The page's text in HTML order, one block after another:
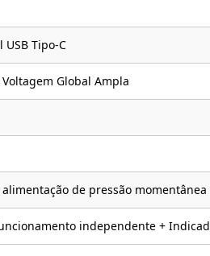
USB Tipo-C
Voltagem Global Ampla
de pressão momentânea
independente +